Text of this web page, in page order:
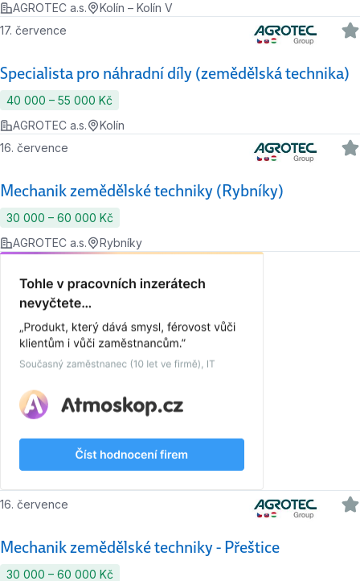
AGROTEC a.s.
Kolín – Kolín V
Specialista pro náhradní díly (zemědělská technika)
17. července
40 000 ‍–‍ 55 000 Kč
AGROTEC a.s.
Kolín
Mechanik zemědělské techniky (Rybníky)
16. července
30 000 ‍–‍ 60 000 Kč
AGROTEC a.s.
Rybníky
Mechanik zemědělské techniky - Přeštice
16. července
30 000 ‍–‍ 60 000 Kč